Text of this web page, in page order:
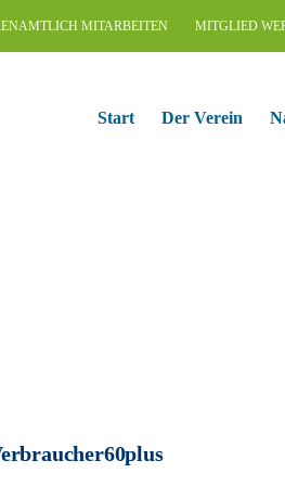
MITARBEITEN MITGLIED
Start Der Verein